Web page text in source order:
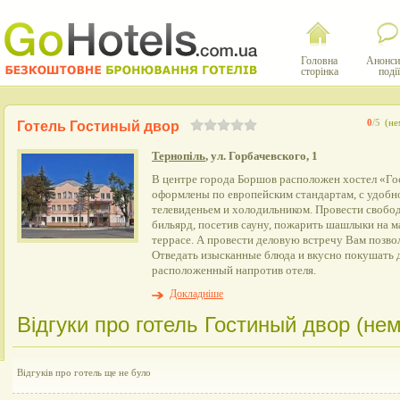
Головна
сторінка
події
0/5
Готель Гостиный двор
Тернопіль, ул. Горбачевского, 1
В центре города Боршов расположен хостел
оформлены по европейским стандартам, с
телевиденьем и холодильником. Провести
бильярд, посетив сауну, пожарить шашлыки на
террасе. А провести деловую встречу Вам
Отведать изысканные блюда и вкусно покушать
расположенный напротив отеля.
Докладніше
Відгуки про готель Гостиный двор
Відгуків про готель ще не було